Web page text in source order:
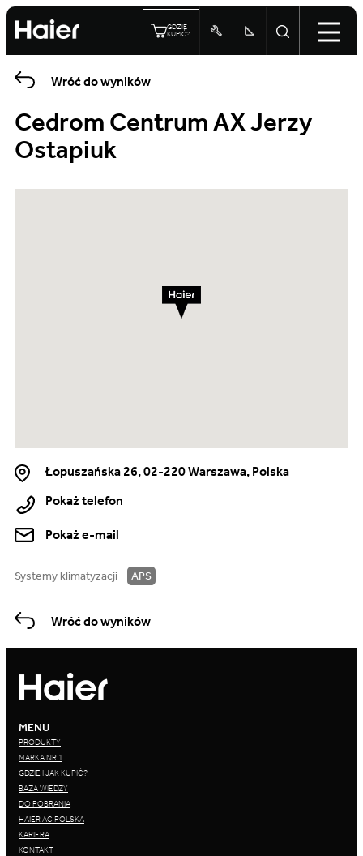
GDZIE
KUPIĆ?
Wróć do wyników
Cedrom Centrum AX Jerzy
Ostapiuk
Łopuszańska 26, 02-220 Warszawa, Polska
Pokaż telefon
Pokaż e-mail
Systemy klimatyzacji - APS
Wróć do wyników
MENU
PRODUKTY
MARKA NR 1
GDZIE I JAK KUPIĆ?
BAZA WIEDZY
DO POBRANIA
HAIER AC POLSKA
KARIERA
KONTAKT